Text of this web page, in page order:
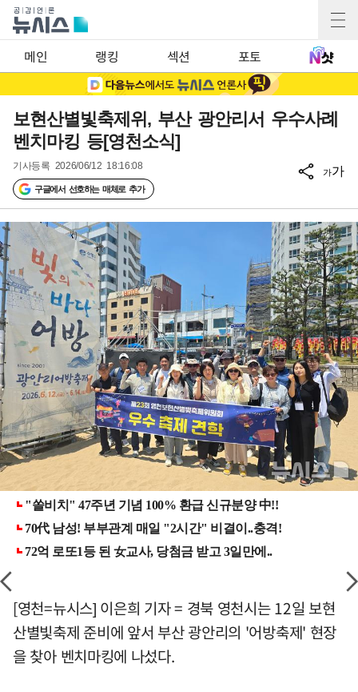
메인 랭킹 섹션 포토
보현산별빛축제위, 부산 광안리서 우수사례
벤치마킹 등[영천소식]
기사등록 2026/06/12 18:16:08
구글에서 선호하는 매체로 추가
가가
[영천=뉴시스] 이은희 기자 = 경북 영천시는 12일 보현
산별빛축제 준비에 앞서 부산 광안리의 '어방축제' 현장
을 찾아 벤치마킹에 나섰다.